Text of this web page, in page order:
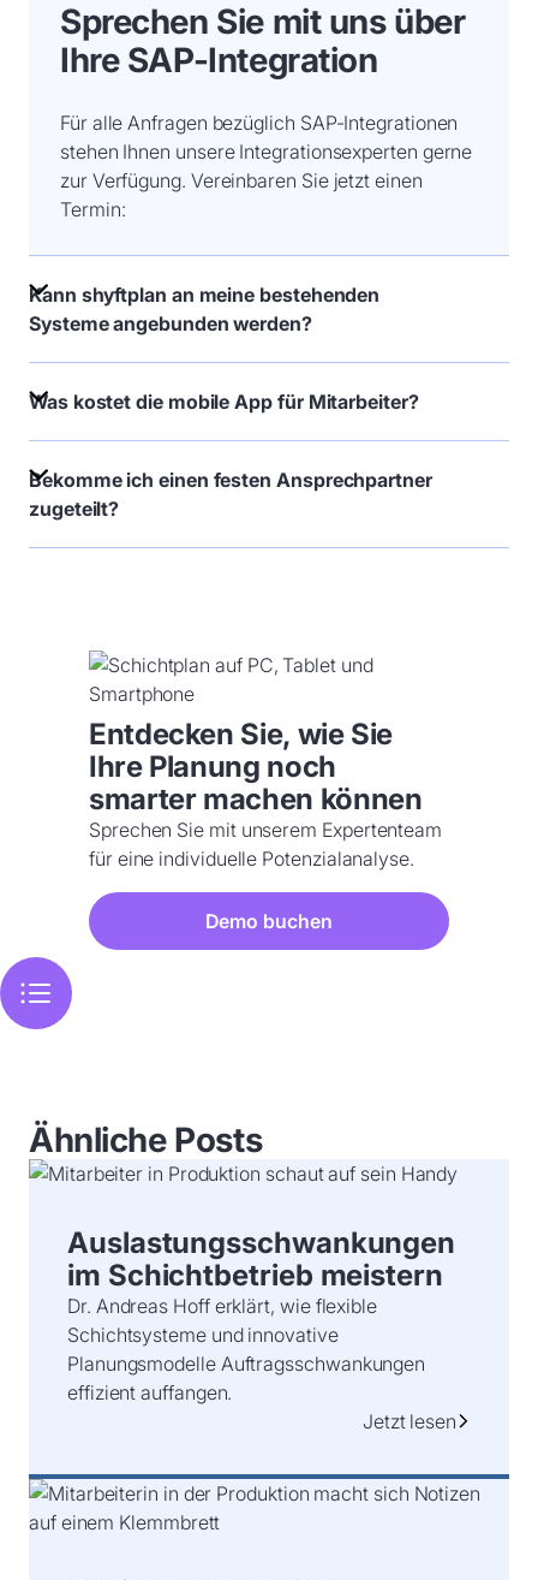
Entdecken Sie, wie Sie
Ihre Planung noch
smarter machen können
Sprechen Sie mit unserem Expertenteam
für eine individuelle Potenzialanalyse.
Demo buchen
Sprechen Sie mit uns über
Ihre SAP-Integration
Für alle Anfragen bezüglich SAP-Integrationen
stehen Ihnen unsere Integrationsexperten gerne
zur Verfügung. Vereinbaren Sie jetzt einen
Termin:
Kann shyftplan an meine bestehenden
Systeme angebunden werden?
Was kostet die mobile App für Mitarbeiter?
Bekomme ich einen festen Ansprechpartner
zugeteilt?
Ähnliche Posts
Auslastungsschwankungen
im Schichtbetrieb meistern
Dr. Andreas Hoff erklärt, wie flexible
Schichtsysteme und innovative
Planungsmodelle Auftragsschwankungen
effizient auffangen.
Jetzt lesen